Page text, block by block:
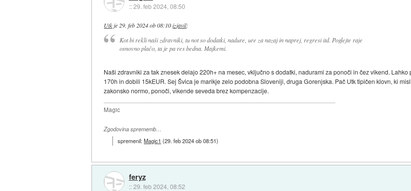
::29. feb 2024, 08:50
Utkje 29. feb 2024 ob 08:10 izjavil:
Kot bi rekli naši zdravniki, tu not so dodatki, nadure, ure za nazaj in naprej, regresi itd. Poglejte raje
osnovno plačo, ta je pa res bedna. Majkemi.
Naši zdravniki za tak znesek delajo 220h+ na mesec, vključno s dodatki, nadurami za ponoči in čez vikend.
170h in dobili 15kEUR. Sej Švica je marikje zelo podobna Sloveniji, druga Gorenjska. Pač Utk tipičen klovn, ki
zakonsko normo, ponoči, vikende seveda brez kompenzacije.
Magic
Zgodovina sprememb…
spremenil:Magic1 (29. feb 2024 ob 08:51)
feryz
::29. feb 2024, 08:52